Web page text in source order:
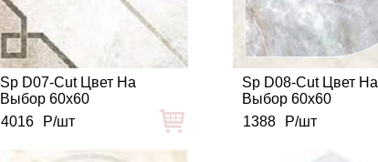
Sp D07-Cut Цвет На
Выбор 60x60
4016
Р/шт
Sp D08-Cut Цвет На
Выбор 60x60
1388
Р/шт